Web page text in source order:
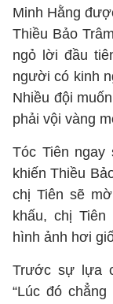
Minh Hằng
Thiều Bảo
ngỏ lời đầu
người có kinh
Nhiều đội
phải vội vàng
Tóc Tiên
khiến Thiều
chị Tiên sẽ
khấu, chị
hình ảnh hơi
Trước sự lựa
“Lúc đó